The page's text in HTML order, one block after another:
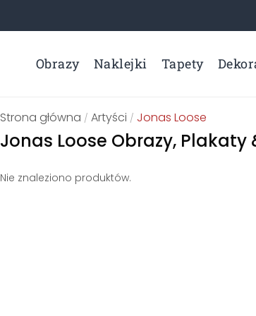
Obrazy Naklejki Tapety
Strona główna /Artyści / Jonas Loose
Jonas Loose Obrazy, Plakaty
Nie znaleziono produktów.